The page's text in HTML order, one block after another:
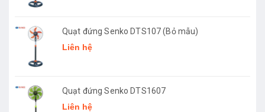
Quạt đứng Senko DTS107 (Bỏ mẫu)
Liên hệ
Quạt đứng Senko DTS1607
Liên hệ